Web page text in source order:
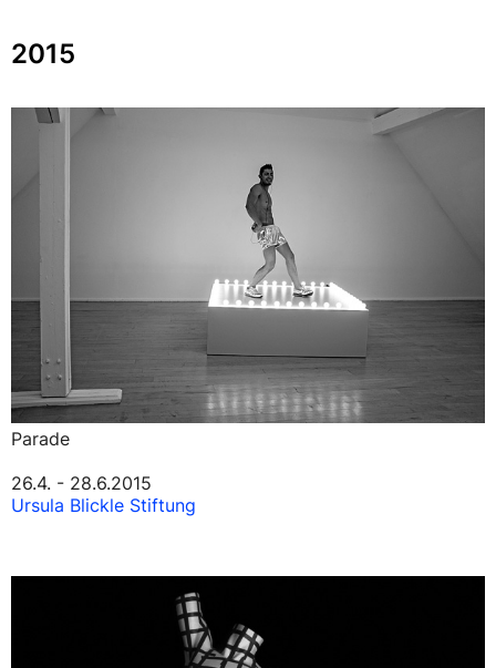
2015
Parade
26.4. - 28.6.2015
Ursula Blickle Stiftung